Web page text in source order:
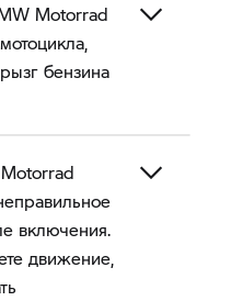
Motorrad
бензина
включения.
движение,